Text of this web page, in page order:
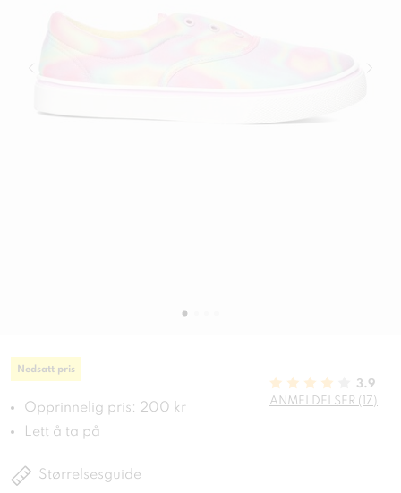
Nedsatt pris
Opprinnelig pris: 200 kr
Lett å ta på
3.9
ANMELDELSER (17)
Størrelsesguide